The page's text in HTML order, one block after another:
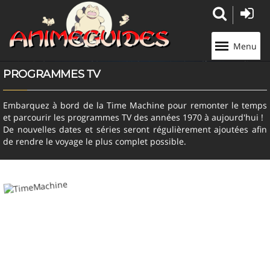
Menu
PROGRAMMES TV
Embarquez à bord de la Time Machine pour remonter le temps
et parcourir les programmes TV des années 1970 à aujourd'hui !
De nouvelles dates et séries seront régulièrement ajoutées afin
de rendre le voyage le plus complet possible.
Panneau de gestion des cookies